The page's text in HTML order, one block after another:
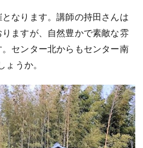
なります。講師の持田さんは
ますが、自然豊かで素敵な雰
センター北からもセンター南
うか。